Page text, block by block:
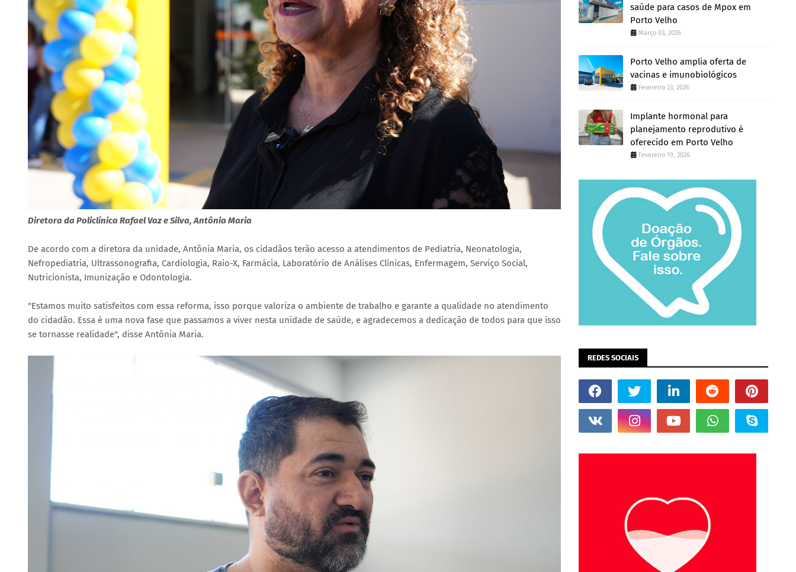
Diretora da Policlínica Rafael Vaz e Silva, Antônia Maria
De acordo com a diretora da unidade, Antônia Maria, os cidadãos terão acesso a atendimentos de Pediatria, Neonatologia,
Nefropediatria, Ultrassonografia, Cardiologia, Raio-X, Farmácia, Laboratório de Análises Clínicas, Enfermagem, Serviço Social,
Nutricionista, Imunização e Odontologia.
"Estamos muito satisfeitos com essa reforma, isso porque valoriza o ambiente de trabalho e garante a qualidade no atendimento
do cidadão. Essa é uma nova fase que passamos a viver nesta unidade de saúde, e agradecemos a dedicação de todos para que isso
se tornasse realidade", disse Antônia Maria.
saúde para casos de Mpox em
Porto Velho
Março 03, 2026
Porto Velho amplia oferta de
vacinas e imunobiológicos
Fevereiro 23, 2026
Implante hormonal para
planejamento reprodutivo é
oferecido em Porto Velho
Fevereiro 19, 2026
REDES SOCIAIS